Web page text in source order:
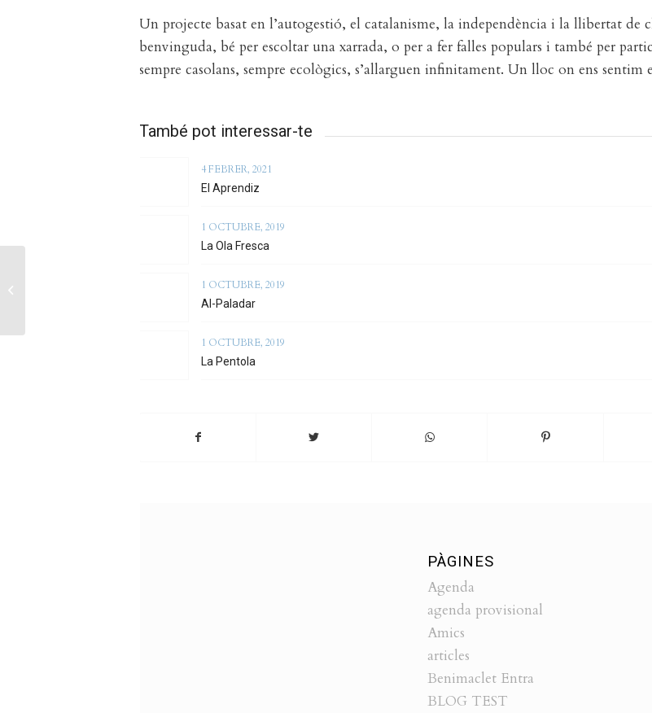
Un projecte basat en l’autogestió, el catalanisme, la independència i la llibertat de
benvinguda, bé per escoltar una xarrada, o per a fer falles populars i també per
sempre casolans, sempre ecològics, s’allarguen infinitament. Un lloc on ens sentim
També pot interessar-te
4 FEBRER, 2021
El Aprendiz
1 OCTUBRE, 2019
La Ola Fresca
1 OCTUBRE, 2019
Al-Paladar
1 OCTUBRE, 2019
La Pentola
PÀGINES
Agenda
agenda provisional
Amics
articles
Benimaclet Entra
BLOG TEST